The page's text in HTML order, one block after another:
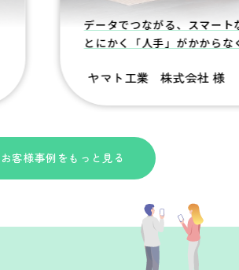
ヤマト工業 株式会社 様
データでつながる、スマートな生産
とにかく「人手」がかからなくなり
お客様事例をもっと見る